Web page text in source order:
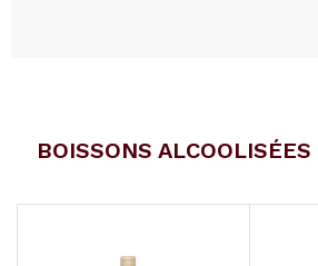
BOISSONS ALCOOLISÉES